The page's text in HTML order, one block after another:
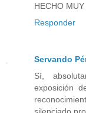
HECHO
Responder
Servando
Sí,
exposición